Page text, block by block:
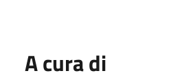
A cura di